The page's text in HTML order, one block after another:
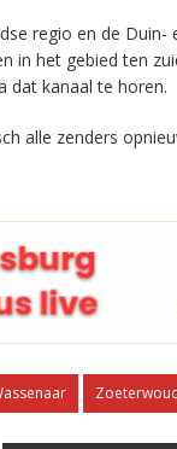
regio en de Duin-
in het gebied ten
dat kanaal te horen.
alle zenders